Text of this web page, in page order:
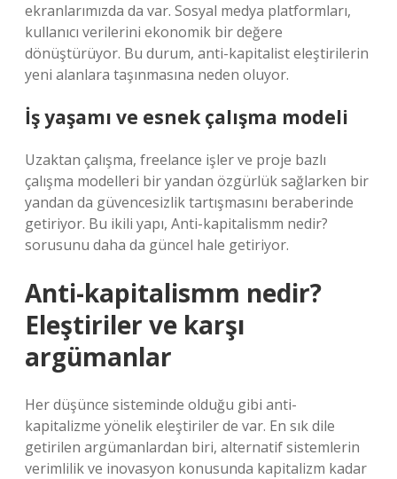
ekranlarımızda da var. Sosyal medya platformları,
kullanıcı verilerini ekonomik bir değere
dönüştürüyor. Bu durum, anti-kapitalist eleştirilerin
yeni alanlara taşınmasına neden oluyor.
İş yaşamı ve esnek çalışma modeli
Uzaktan çalışma, freelance işler ve proje bazlı
çalışma modelleri bir yandan özgürlük sağlarken bir
yandan da güvencesizlik tartışmasını beraberinde
getiriyor. Bu ikili yapı, Anti-kapitalismm nedir?
sorusunu daha da güncel hale getiriyor.
Anti-kapitalismm nedir?
Eleştiriler ve karşı
argümanlar
Her düşünce sisteminde olduğu gibi anti-
kapitalizme yönelik eleştiriler de var. En sık dile
getirilen argümanlardan biri, alternatif sistemlerin
verimlilik ve inovasyon konusunda kapitalizm kadar